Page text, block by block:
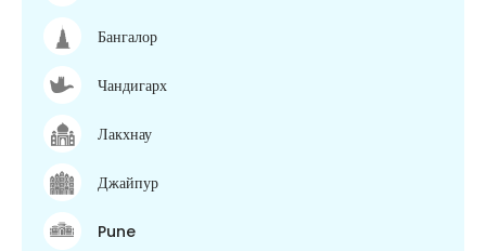
Бангалор
Чандигарх
Лакхнау
Джайпур
Pune